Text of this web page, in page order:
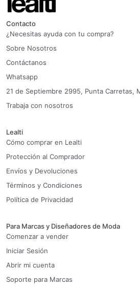
Contacto
¿Necesitas ayuda con tu compra?
Sobre Nosotros
Contáctanos
Whatsapp
21 de Septiembre 2995, Punta Carretas,
Trabaja con nosotros
Lealti
Cómo comprar en Lealti
Protección al Comprador
Envíos y Devoluciones
Términos y Condiciones
Política de Privacidad
Para Marcas y Diseñadores de Moda
Comenzar a vender
Iniciar Sesión
Abrir mi cuenta
Soporte para Marcas